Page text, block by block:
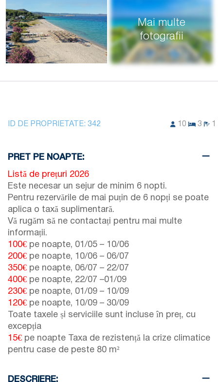
Mai multe
fotografii
ID DE PROPRIETATE: 342 10 3
PRET PE NOAPTE:
Listă de prețuri 2026
Este necesar un sejur de minim 6 nopti.
Pentru rezervările de mai puțin de 6 nopți se poate
aplica o taxă suplimentară.
Vă rugăm să ne contactați pentru mai multe
informații.
100€ pe noapte, 01/05 – 10/06
200€ pe noapte, 10/06 – 06/07
350€ pe noapte, 06/07 – 22/07
400€ pe noapte, 22/07 –01/09
230€ pe noapte, 01/09 – 10/09
120€ pe noapte, 10/09 – 30/09
Toate taxele și serviciile sunt incluse în preț, cu
excepția
15€ pe noapte Taxa de rezistență la crize climatice
pentru case de peste 80 m²
DESCRIERE: